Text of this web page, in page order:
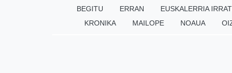
BEGITU
ERRAN EUSKALERRIA
KRONIKA
MAILOPE NOAUA